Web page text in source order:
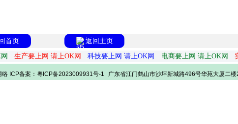
首页
返回主页
生产要上网 请上OK网 科技要上网 请上OK网 电商要上网 请上OK网
ICP备案：粤ICP备2023009931号-1 广东省江门鹤山市沙坪新城路496号华苑大厦二